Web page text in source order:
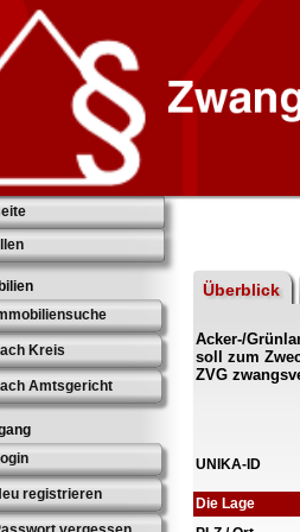
Kreis
Amtsgericht
registrieren
Überblick
Acker-/
soll zum
ZVG
UNIKA-ID
Die Lage